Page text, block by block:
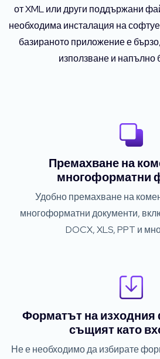
от XML или други поддържани
необходима инсталация на
базираното приложение е
използване и напълно
Премахване на
многоформатни
Удобно премахване на
многоформатни документи,
DOCX, XLS, PPT и
Форматът на
същият като
Не е необходимо да избирате